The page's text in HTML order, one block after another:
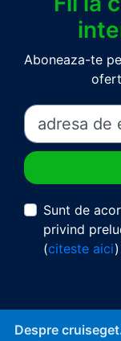
Aboneaza-te
Sunt de
privind
(citeste aici)
Despre